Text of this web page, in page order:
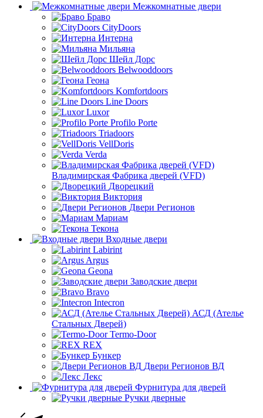
Межкомнатные двери
Браво
CityDoors
Интерна
Мильяна
Шейл Дорс
Belwooddoors
Геона
Komfortdoors
Line Doors
Luxor
Profilo Porte
Triadoors
VellDoris
Verda
Владимирская Фабрика дверей (VFD)
Дворецкий
Виктория
Двери Регионов
Мариам
Текона
Входные двери
Labirint
Argus
Geona
Заводские двери
Bravo
Intecron
АСД (Ателье
Стальных Дверей)
Termo-Door
REX
Бункер
Двери Регионов ВД
Лекс
Фурнитура для дверей
Ручки дверные